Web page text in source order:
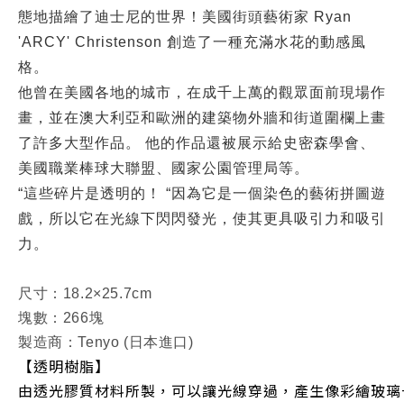
態地描繪了迪士尼的世界！ 美國街頭藝術家 Ryan
'ARCY' Christenson 創造了一種充滿水花的動感風
格。
他曾在美國各地的城市，在成千上萬的觀眾面前現場作
畫，並在澳大利亞和歐洲的建築物外牆和街道圍欄上畫
了許多大型作品。 他的作品還被展示給史密森學會、
美國職業棒球大聯盟、國家公園管理局等。
“這些碎片是透明的！ “因為它是一個染色的藝術拼圖遊
戲，所以它在光線下閃閃發光，使其更具吸引力和吸引
力。
尺寸：18.2×25.7cm
塊數：266塊
製造商：Tenyo (日本進口)
【透明樹脂】
由透光膠質材料所製，可以讓光線穿過，產生像彩繪玻